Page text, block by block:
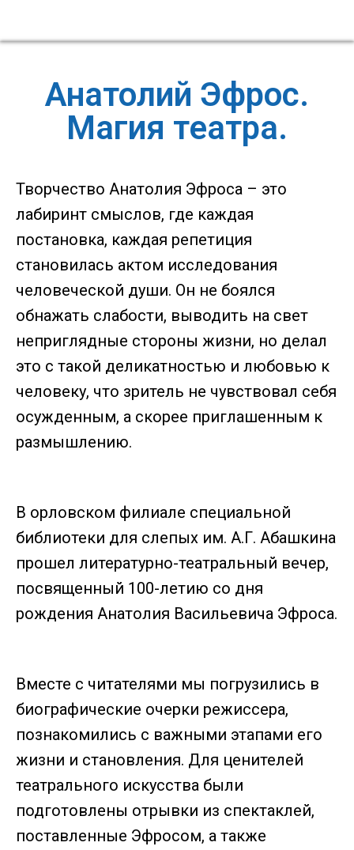
Анатолий Эфрос.
Магия театра.
Творчество Анатолия Эфроса – это
лабиринт смыслов, где каждая
постановка, каждая репетиция
становилась актом исследования
человеческой души. Он не боялся
обнажать слабости, выводить на свет
неприглядные стороны жизни, но делал
это с такой деликатностью и любовью к
человеку, что зритель не чувствовал себя
осужденным, а скорее приглашенным к
размышлению.
В орловском филиале специальной
библиотеки для слепых им. А.Г. Абашкина
прошел литературно-театральный вечер,
посвященный 100-летию со дня
рождения Анатолия Васильевича Эфроса.
Вместе с читателями мы погрузились в
биографические очерки режиссера,
познакомились с важными этапами его
жизни и становления. Для ценителей
театрального искусства были
подготовлены отрывки из спектаклей,
поставленные Эфросом, а также